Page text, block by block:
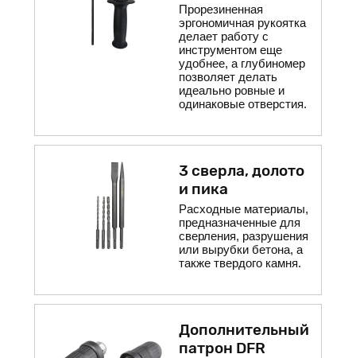
Прорезиненная
эргономичная рукоятка
делает работу с
инструментом еще
удобнее, а глубиномер
позволяет делать
идеально ровные и
одинаковые отверстия.
3 сверла, долото
и пика
Расходные материалы,
предназначенные для
сверления, разрушения
или вырубки бетона, а
также твердого камня.
Дополнительный
патрон DFR